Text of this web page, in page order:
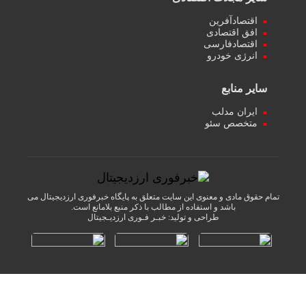
اقتصادآفرین
افق اقتصادی
اقتصادفارسی
انرژی خودرو
سایر منابع
ایران مدلب
متخصص سئو
تمام حقوق مادی و معنوی این سایت متعلق به پایگاه خبرفوری ارزدیجیتال می
باشد و استفاده از مطالب با ذکر منبع بلامانع است.
طراحی و تولید:خبـر فـوری ارزدیـجیتال